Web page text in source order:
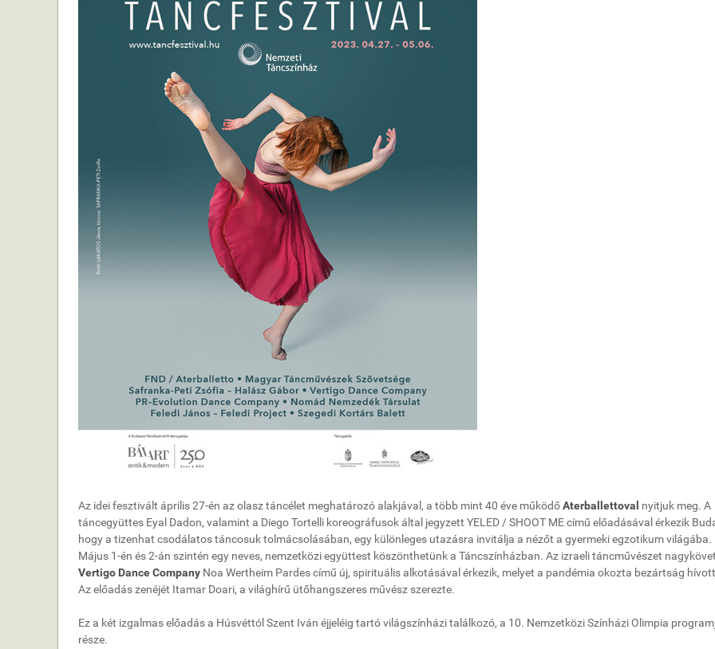
Az idei fesztivált április 27-én az olasz táncélet meghatározó alakjával, a több mint 40 éve működőAterballettoval nyitjuk meg. A
táncegyüttes Eyal Dadon, valamint a Diego Tortelli koreográfusok által jegyzett YELED / SHOOT ME című előadásával érkezik
hogy a tizenhat csodálatos táncosuk tolmácsolásában, egy különleges utazásra invitálja a nézőt a gyermeki egzotikum világába.
Május 1-én és 2-án szintén egy neves, nemzetközi együttest köszönthetünk a Táncszínházban. Az izraeli táncművészet
Vertigo Dance Company Noa Wertheim Pardes című új, spirituális alkotásával érkezik, melyet a pandémia okozta bezártság
Az előadás zenéjét Itamar Doari, a világhírű ütőhangszeres művész szerezte.
Ez a két izgalmas előadás a Húsvéttól Szent Iván éjjeléig tartó világszínházi találkozó, a 10. Nemzetközi Színházi Olimpia
része.